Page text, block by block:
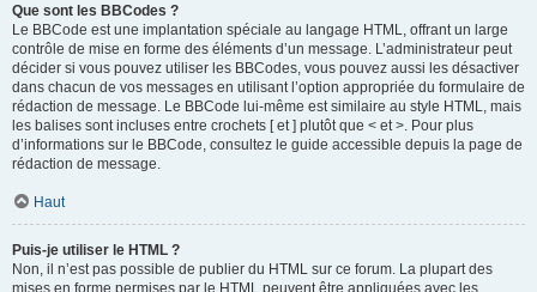
Que sont les BBCodes ?
Le BBCode est une implantation spéciale au langage HTML, offrant un large
contrôle de mise en forme des éléments d’un message. L’administrateur peut
décider si vous pouvez utiliser les BBCodes, vous pouvez aussi les désactiver
dans chacun de vos messages en utilisant l’option appropriée du formulaire de
rédaction de message. Le BBCode lui-même est similaire au style HTML, mais
les balises sont incluses entre crochets [ et ] plutôt que < et >. Pour plus
d’informations sur le BBCode, consultez le guide accessible depuis la page de
rédaction de message.
Haut
Puis-je utiliser le HTML ?
Non, il n’est pas possible de publier du HTML sur ce forum. La plupart des
mises en forme permises par le HTML peuvent être appliquées avec les